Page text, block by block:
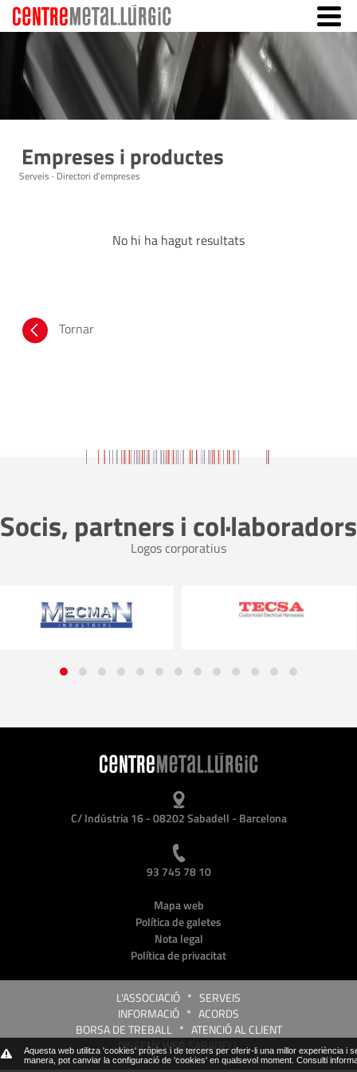
Aquesta web utilitza 'cookies' pròpies i de tercers per oferir-li una millor experiència
manera, pot canviar la configuració de 'cookies' en qualsevol moment. Consulti
Empreses i productes
Serveis · Directori d'empreses
No hi ha hagut resultats
Tornar
Socis, partners i col·laboradors
Logos corporatius
C/ Indústria 16 - 08202 Sabadell - Barcelona
93 745 78 10
Mapa web
Política de galetes
Nota legal
Política de privacitat
L'ASSOCIACIÓ * SERVEIS
INFORMACIÓ * ACORDS
BORSA DE TREBALL* ATENCIÓ AL CLIENT
DISSENY WEB SABADELL